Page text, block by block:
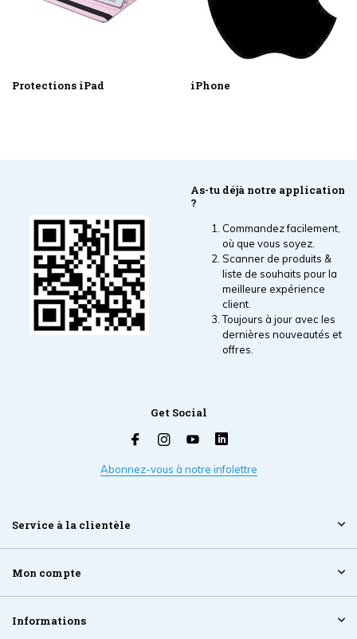
Protections iPad iPhone
As-tu déjà notre application
?
Commandez facilement,
où que vous soyez.
Scanner de produits &
liste de souhaits pour la
meilleure expérience
client.
Toujours à jour avec les
dernières nouveautés et
offres.
Get Social
Abonnez-vous à notre infolettre
Service à la clientèle
Mon compte
Informations